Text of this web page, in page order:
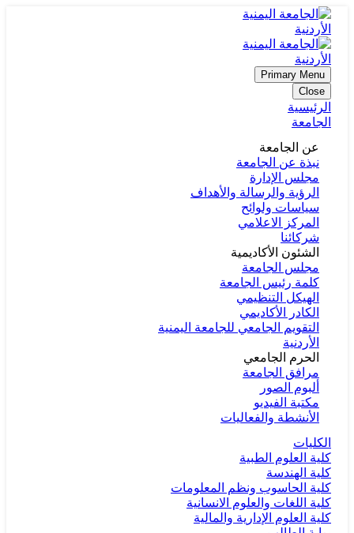
Primary Menu
Close
الرئيسية
الجامعة
عن الجامعة
نبذة عن الجامعة
مجلس الإدارة
الرؤية والرسالة والأهداف
سياسات ولوائح
المركز الاعلامي
شركائنا
الشئون الأكاديمية
مجلس الجامعة
كلمة رئيس الجامعة
الهيكل التنظيمي
الكادر الأكاديمي
التقويم الجامعي للجامعة اليمنية
الأردنية
الحرم الجامعي
مرافق الجامعة
ألبوم الصور
مكتبة الفيديو
الأنشطة والفعاليات
الكليات
كلية العلوم الطبية
كلية الهندسة
كلية الحاسوب ونظم المعلومات
كلية اللغات والعلوم الانسانية
كلية العلوم الإدارية والمالية